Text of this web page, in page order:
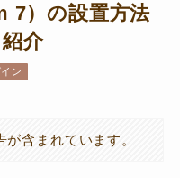
7）の設置方法
介
ン
含まれています。